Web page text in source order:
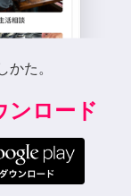
かた。
ンロード